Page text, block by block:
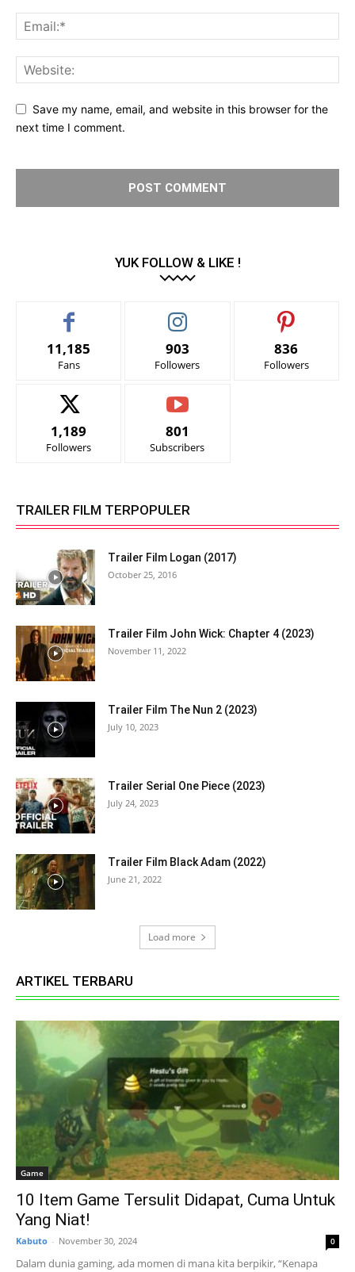
Save my name, email, and website in this browser for the
next time I comment.
YUK FOLLOW & LIKE !
11,185
Fans
903
Followers
836
Followers
1,189
Followers
801
Subscribers
TRAILER FILM TERPOPULER
Trailer Film Logan (2017)
October 25, 2016
Trailer Film John Wick: Chapter 4 (2023)
November 11, 2022
Trailer Film The Nun 2 (2023)
July 10, 2023
Trailer Serial One Piece (2023)
July 24, 2023
Trailer Film Black Adam (2022)
June 21, 2022
Load more
ARTIKEL TERBARU
Game
10 Item Game Tersulit Didapat, Cuma Untuk
Yang Niat!
Kabuto - November 30, 2024 0
Dalam dunia gaming, ada momen di mana kita berpikir, “Kenapa